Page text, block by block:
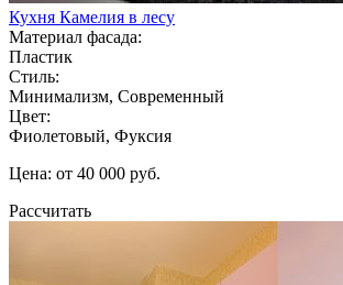
Кухня Камелия в лесу
Материал фасада:
Пластик
Стиль:
Минимализм, Современный
Цвет:
Фиолетовый, Фуксия
Цена: от 40 000 руб.
Рассчитать